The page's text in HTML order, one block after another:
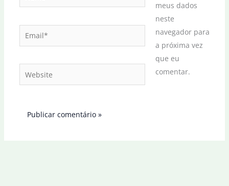
Email*
Website
meus dados
neste
navegador para
a próxima vez
que eu
comentar.